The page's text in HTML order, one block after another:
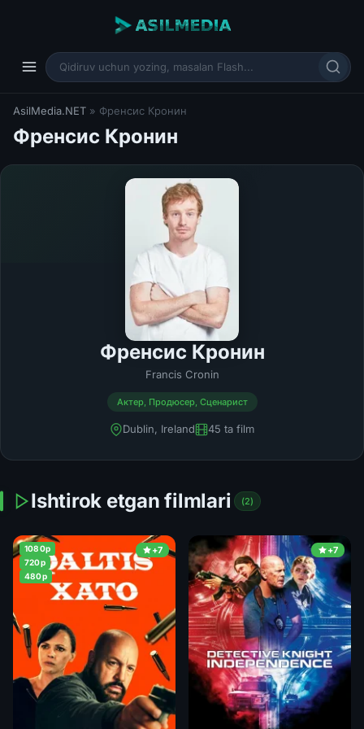
AsilMedia.NET » Френсис Кронин
Френсис Кронин
Френсис Кронин
Francis Cronin
Актер, Продюсер, Сценарист
Dublin, Ireland 45 ta film
Ishtirok etgan filmlari (2)
+7
1080p
720p
480p
+7